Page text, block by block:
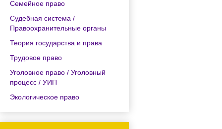
Семейное право
Судебная система /
Правоохранительные органы
Теория государства и права
Трудовое право
Уголовное право / Уголовный
процесс / УИП
Экологическое право